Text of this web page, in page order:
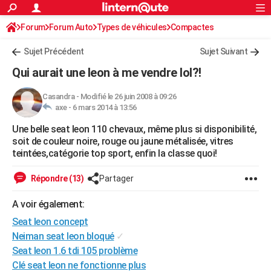
ACTUALITÉS
Politique
Société
Faits Divers
Education
Monde
Villes
+
FINANCE
Retraite
Impôts
Epargne
Immobilier
Risques naturels par ville
Banque
Assurance
Crédit
AUTO
Essais
Réserver un essai
Citadines
Berlines
SUV
Forum auto
+HIGH-TECH
Mobiles
Meilleur smartphone
Internet
Ordinateurs
Jeux vidéo
Guide high-tech
+
Forum
Aménagement intérieur
Extérieur
Cuisine
Salle de bains
Jardinage
Rangement
WEEK-END
Guides de France
Escapades
Patrimoine
Expositions
Musées
Week-end nature
+LIFESTYLE
Art de vivre
Bien-être
Loisirs
Mode
Modes de vie
SANTE
Alimentation
Guide de la santé
Maladies
Médicaments
Sommeil
VOYAGE
Rechercher
S'inscrire
Connexion
Forum Forum Auto Types de véhicules Compactes
Sujet Précédent Sujet Suivant
Qui aurait une leon à me vendre lol?!
Casandra- Modifié le 26 juin 2008 à 09:26
axe - 6 mars 2014 à 13:56
Une belle seat leon 110 chevaux, même plus si disponibilité,
soit de couleur noire, rouge ou jaune métalisée, vitres
teintées,catégorie top sport, enfin la classe quoi!
Répondre (13) Partager
A voir également:
Seat leon concept
Neiman seat leon bloqué ✓
Seat leon 1.6 tdi 105 problème
Clé seat leon ne fonctionne plus